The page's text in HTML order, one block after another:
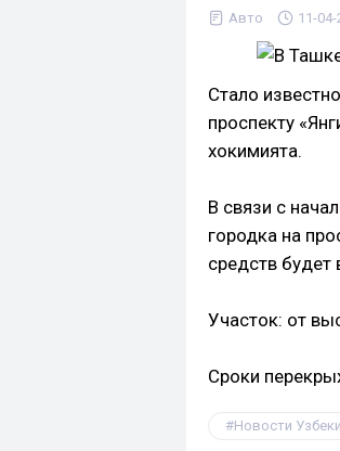
Авто 11-04-
Стало
проспекту
хокимията.
В связи с
городка на
средств
Участок: от
Сроки
Новости